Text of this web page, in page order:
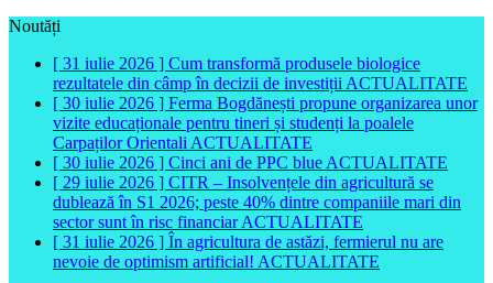
Noutăți
[ 31 iulie 2026 ] Cum transformă produsele biologice
rezultatele din câmp în decizii de investiții ACTUALITATE
[ 30 iulie 2026 ] Ferma Bogdănești propune organizarea unor
vizite educaționale pentru tineri și studenți la poalele
Carpaților Orientali ACTUALITATE
[ 30 iulie 2026 ] Cinci ani de PPC blue ACTUALITATE
[ 29 iulie 2026 ] CITR – Insolvențele din agricultură se
dublează în S1 2026; peste 40% dintre companiile mari din
sector sunt în risc financiarACTUALITATE
[ 31 iulie 2026 ] În agricultura de astăzi, fermierul nu are
nevoie de optimism artificial! ACTUALITATE